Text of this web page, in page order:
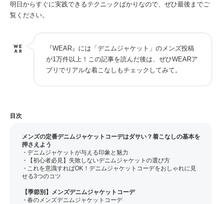
明日からすぐに実践できるテクニックばかりなので、ぜひ最後までご
覧ください。
『WEAR』には「デニムジャケット」のメンズ投稿
が1万件以上！この記事を読んだ後は、ぜひWEARア
プリでリアルな着こなしもチェックしてみて。
目次
メンズの定番デニムジャケットコーデはダサい？着こなしの基本を
押さえよう
デニムジャケットが与える印象と魅力
【初心者必見】失敗しないデニムジャケットの選び方
これを意識すればOK！デニムジャケットコーデをおしゃれに見
せる3つのコツ
【季節別】メンズデニムジャケットコーデ
春のメンズデニムジャケットコーデ